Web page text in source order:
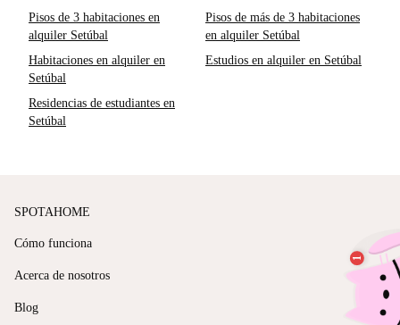
Pisos de 3 habitaciones en
alquiler Setúbal
Pisos de más de 3 habitaciones
en alquiler Setúbal
Habitaciones en alquiler en
Setúbal
Estudios en alquiler en Setúbal
Residencias de estudiantes en
Setúbal
SPOTAHOME
Cómo funciona
Acerca de nosotros
Blog